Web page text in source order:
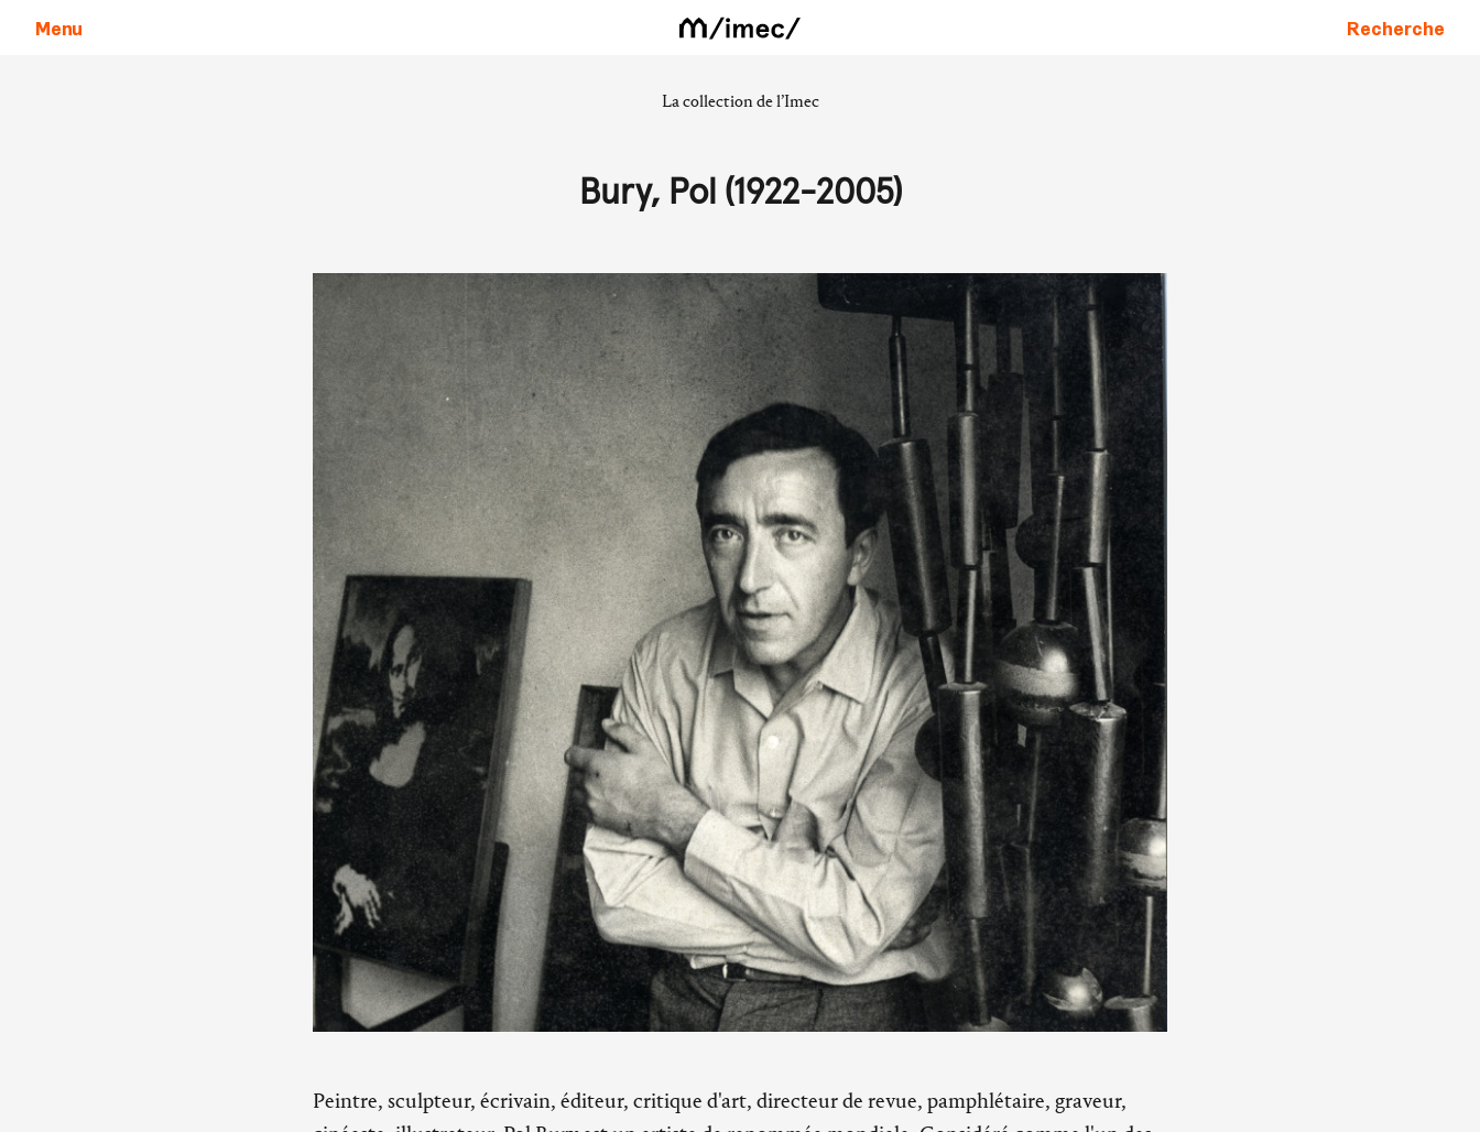
Menu Recherche
La collection de l’Imec
Bury, Pol (1922-2005)
Peintre, sculpteur, écrivain, éditeur, critique d'art, directeur de revue, pamphlétaire, graveur,